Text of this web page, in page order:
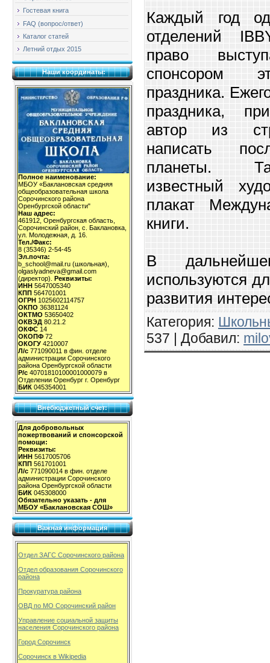
Гостевая книга
FAQ (вопрос/ответ)
Каталог статей
Летний отдых 2015
Наши координаты:
Полное наименование:
МБОУ «Баклановская средняя
общеобразовательная школа
Сорочинского района
Оренбургской области"
Наш адрес:
461912, Оренбургская область,
Сорочинский район, с. Баклановка,
ул. Молодежная, д. 16.
Тел./Факс:
8 (35346) 2-54-45
Эл.почта:
b_school@mail.ru (школьная),
olgaslyadneva@gmail.com
(директор). Реквизиты:
ИНН 5647005340
КПП 564701001
ОГРН 1025602114757
ОКПО 36381124
ОКТМО 53650402
ОКВЭД 80.21.2
ОКФС 14
ОКОПФ 72
ОКОГУ 4210007
Л/с 771090011 в фин. отделе
администрации Сорочинского
района Оренбургской области
Р/с 40701810100001000079 в
Отделении Оренбург г. Оренбург
БИК 045354001
Внебюджетный счет:
Для добровольных
пожертвований и спонсорской
помощи:
Реквизиты:
ИНН 5617005706
КПП 561701001
Л/с 771090014 в фин. отделе
администрации Сорочинского
района Оренбургской области
БИК 045308000
Обязательно указать - для
МБОУ «Баклановская СОШ»
Важная информация
Отдел ЗАГС Сорочинского района
Отдел образования Сорочинского
района
Прокуратура района
ОВД по МО Сорочинский район
Управление социальной защиты
населения Сорочинского района
Город Сорочинск
Сорочинск в Wikipedia
Каждый год
отделений
право
спонсором
праздника.
праздника,
автор из
написать
планеты.
известный
плакат
книги.
В
используются
развития
Категория:
537 | Добавил: